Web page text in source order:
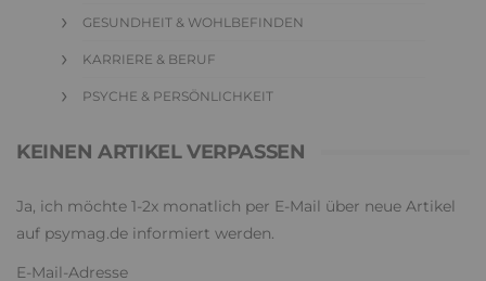
GESUNDHEIT & WOHLBEFINDEN
KARRIERE & BERUF
PSYCHE & PERSÖNLICHKEIT
KEINEN ARTIKEL VERPASSEN
Ja, ich möchte 1-2x monatlich per E-Mail über neue Artikel
auf psymag.de informiert werden.
E-Mail-Adresse